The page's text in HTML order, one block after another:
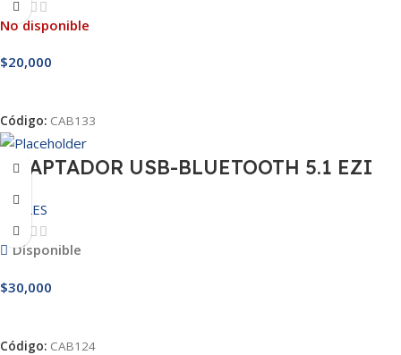
No disponible
$20,000
Código: CAB133
ADAPTADOR USB-BLUETOOTH 5.1 EZI
CABLES
Disponible
$30,000
Código: CAB124